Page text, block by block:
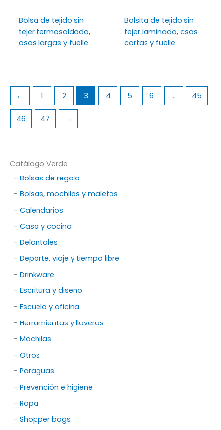
Catálogo Verde
- Bolsas de regalo
- Bolsas, mochilas y maletas
- Calendarios
- Casa y cocina
- Delantales
- Deporte, viaje y tiempo libre
- Drinkware
- Escritura y diseno
- Escuela y oficina
- Herramientas y llaveros
- Mochilas
- Otros
- Paraguas
- Prevención e higiene
- Ropa
- Shopper bags
Bolsa de tejido sin
tejer termosoldado,
asas largas y fuelle
Bolsita de tejido sin
tejer laminado, asas
cortas y fuelle
← 1 2 3 4 5 6 … 45
46 47 →